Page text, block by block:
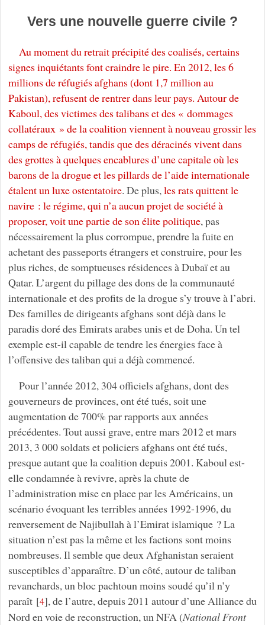
Vers une nouvelle guerre civile ?
Au moment du retrait précipité des coalisés, certains
signes inquiétants font craindre le pire. En 2012, les 6
millions de réfugiés afghans (dont 1,7 million au
Pakistan), refusent de rentrer dans leur pays. Autour de
Kaboul, des victimes des talibans et des « dommages
collatéraux » de la coalition viennent à nouveau grossir les
camps de réfugiés, tandis que des déracinés vivent dans
des grottes à quelques encablures d’une capitale où les
barons de la drogue et les pillards de l’aide internationale
étalent un luxe ostentatoire. De plus,les rats quittent le
navire : le régime, qui n’a aucun projet de société à
proposer, voit une partie de son élite politique, pas
nécessairement la plus corrompue, prendre la fuite en
achetant des passeports étrangers et construire, pour les
plus riches, de somptueuses résidences à Dubaï et au
Qatar. L’argent du pillage des dons de la communauté
internationale et des profits de la drogue s’y trouve à l’abri.
Des familles de dirigeants afghans sont déjà dans le
paradis doré des Emirats arabes unis et de Doha. Un tel
exemple est-il capable de tendre les énergies face à
l’offensive des taliban qui a déjà commencé.
Pour l’année 2012, 304 officiels afghans, dont des
gouverneurs de provinces, ont été tués, soit une
augmentation de 700% par rapports aux années
précédentes. Tout aussi grave, entre mars 2012 et mars
2013, 3 000 soldats et policiers afghans ont été tués,
presque autant que la coalition depuis 2001. Kaboul est-
elle condamnée à revivre, après la chute de
l’administration mise en place par les Américains, un
scénario évoquant les terribles années 1992-1996, du
renversement de Najibullah à l’Emirat islamique ? La
situation n’est pas la même et les factions sont moins
nombreuses. Il semble que deux Afghanistan seraient
susceptibles d’apparaître. D’un côté, autour de taliban
revanchards, un bloc pachtoun moins soudé qu’il n’y
paraît[4], de l’autre, depuis 2011 autour d’une Alliance du
Nord en voie de reconstruction, un NFA (National Front